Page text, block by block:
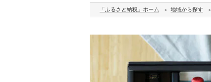
「ふるさと納税」ホーム 地域から探す